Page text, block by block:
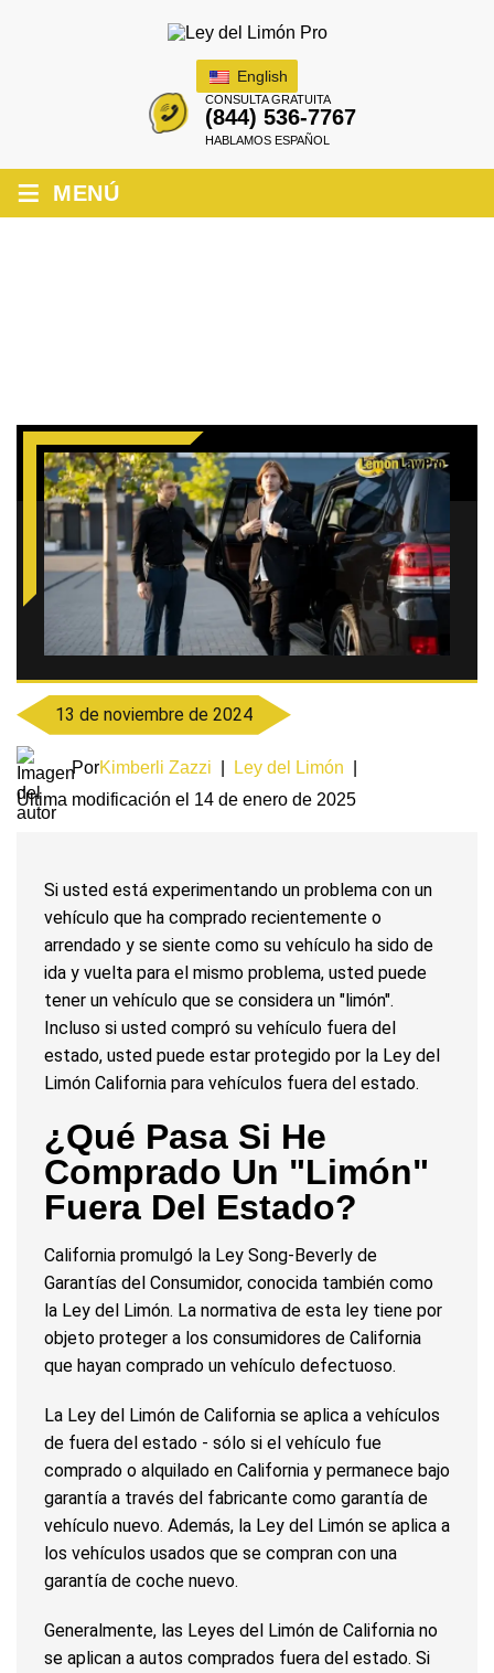
English
CONSULTA GRATUITA
(844) 536-7767
HABLAMOS ESPAÑOL
≡ MENÚ
13 de noviembre de 2024
PorKimberli Zazzi Ley del Limón
Última modificación el 14 de enero de 2025
Si usted está experimentando un problema con un
vehículo que ha comprado recientemente o
arrendado y se siente como su vehículo ha sido de
ida y vuelta para el mismo problema, usted puede
tener un vehículo que se considera un "limón".
Incluso si usted compró su vehículo fuera del
estado, usted puede estar protegido por la Ley del
Limón California para vehículos fuera del estado.
¿Qué Pasa Si He
Comprado Un "limón"
Fuera Del Estado?
California promulgó la Ley Song-Beverly de
Garantías del Consumidor, conocida también como
la Ley del Limón. La normativa de esta ley tiene por
objeto proteger a los consumidores de California
que hayan comprado un vehículo defectuoso.
La Ley del Limón de California se aplica a vehículos
de fuera del estado - sólo si el vehículo fue
comprado o alquilado en California y permanece bajo
garantía a través del fabricante como garantía de
vehículo nuevo. Además, la Ley del Limón se aplica a
los vehículos usados que se compran con una
garantía de coche nuevo.
Generalmente, las Leyes del Limón de California no
se aplican a autos comprados fuera del estado. Si